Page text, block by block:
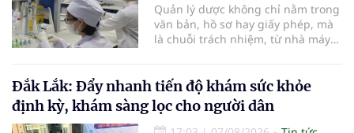
Quản lý dược không chỉ nằm trong
văn bản, hồ sơ hay giấy phép, mà
là chuỗi trách nhiệm, từ nhà máy
bệnh... Ngành y tế từng bước tiêu
chuẩn hóa, quy chuẩn hóa và hội
nhập quốc tế nhằm giúp cho
người dân tiếp cận thuốc an toàn,
Đắk Lắk: Đẩy nhanh tiến độ khám sức khỏe
định kỳ, khám sàng lọc cho người dân